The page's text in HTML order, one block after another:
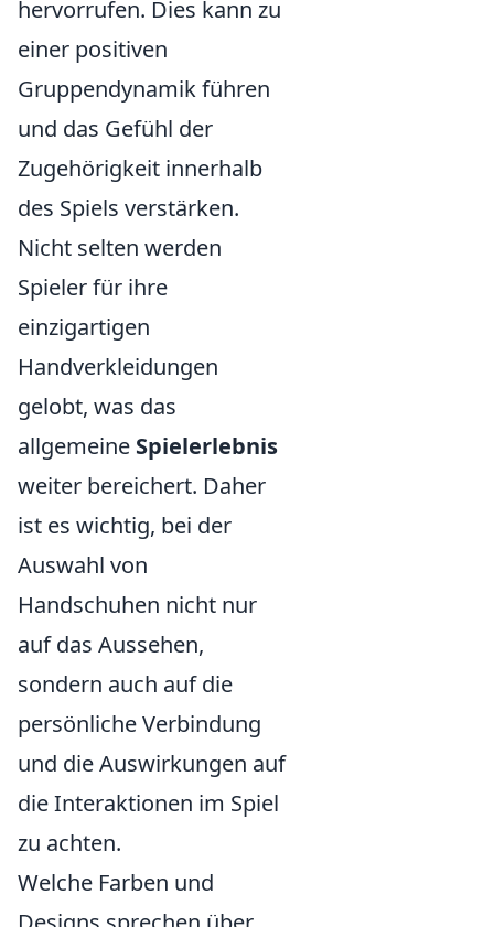
hervorrufen. Dies kann zu
einer positiven
Gruppendynamik führen
und das Gefühl der
Zugehörigkeit innerhalb
des Spiels verstärken.
Nicht selten werden
Spieler für ihre
einzigartigen
Handverkleidungen
gelobt, was das
allgemeine Spielerlebnis
weiter bereichert. Daher
ist es wichtig, bei der
Auswahl von
Handschuhen nicht nur
auf das Aussehen,
sondern auch auf die
persönliche Verbindung
und die Auswirkungen auf
die Interaktionen im Spiel
zu achten.
Welche Farben und